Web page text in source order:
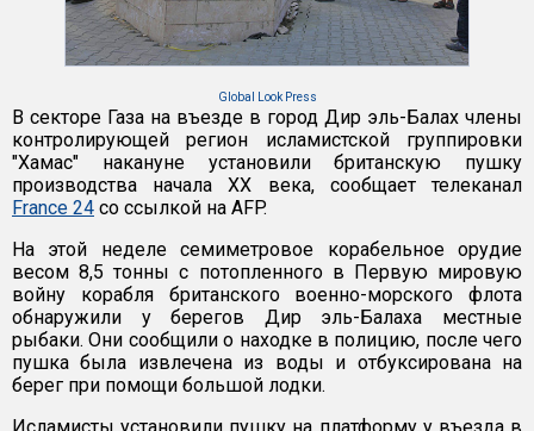
Global Look Press
В секторе Газа на въезде в город Дир эль-Балах члены
контролирующей регион исламистской группировки
"Хамас" накануне установили британскую пушку
производства начала XX века, сообщает телеканал
France 24 со ссылкой на AFP.
На этой неделе семиметровое корабельное орудие
весом 8,5 тонны с потопленного в Первую мировую
войну корабля британского военно-морского флота
обнаружили у берегов Дир эль-Балаха местные
рыбаки. Они сообщили о находке в полицию, после чего
пушка была извлечена из воды и отбуксирована на
берег при помощи большой лодки.
Исламисты установили пушку на платформу у въезда в